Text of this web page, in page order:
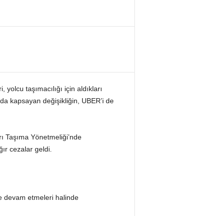
taşımacılığı için aldıkları
kapsayan değişikliğin, UBER’i de
Taşıma Yönetmeliği’nde
cezalar geldi.
devam etmeleri halinde